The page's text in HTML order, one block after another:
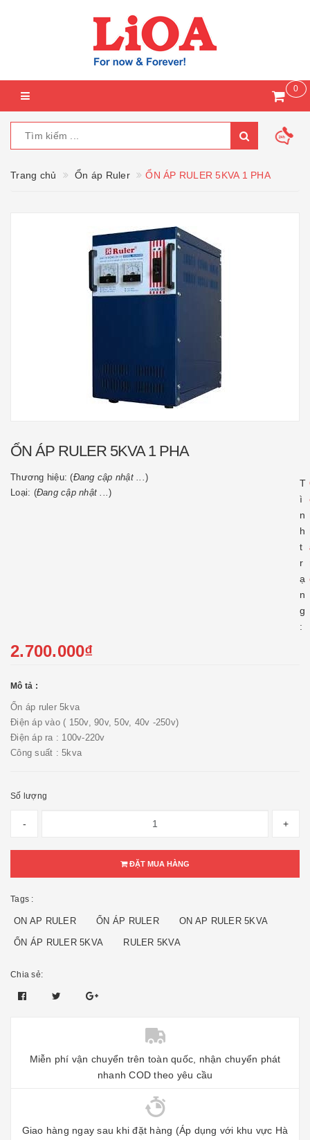
0
Trang chủ Ổn áp Ruler ỔN ÁP RULER 5KVA 1 PHA
ỔN ÁP RULER 5KVA 1 PHA
Thương hiệu: (Đang cập nhật ...)
Loại: (Đang cập nhật ...)
T
ì
n
h
t
r
ạ
n
g
:
2.700.000₫
Mô tả :
Ổn áp ruler 5kva
Điện áp vào ( 150v, 90v, 50v, 40v -250v)
Điện áp ra : 100v-220v
Công suất : 5kva
Số lượng
- +
ĐẶT MUA HÀNG
Tags :
ON AP RULER ỔN ÁP RULER ON AP RULER 5KVA
ỔN ÁP RULER 5KVA RULER 5KVA
Chia sẻ:
Miễn phí vận chuyển trên toàn quốc, nhận chuyển phát
nhanh COD theo yêu cầu
Giao hàng ngay sau khi đặt hàng (Áp dụng với khu vực Hà